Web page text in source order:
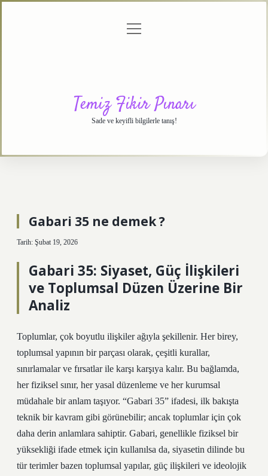
menüyü
Temiz Fikir Pınarı
Sade ve keyifli bilgilerle tanış!
Gabari 35 ne demek ?
Tarih: Şubat 19, 2026
Gabari 35: Siyaset, Güç İlişkileri
ve Toplumsal Düzen Üzerine Bir
Analiz
Toplumlar, çok boyutlu ilişkiler ağıyla şekillenir. Her birey,
toplumsal yapının bir parçası olarak, çeşitli kurallar,
sınırlamalar ve fırsatlar ile karşı karşıya kalır. Bu bağlamda,
her fiziksel sınır, her yasal düzenleme ve her kurumsal
müdahale bir anlam taşıyor. “Gabari 35” ifadesi, ilk bakışta
teknik bir kavram gibi görünebilir; ancak toplumlar için çok
daha derin anlamlara sahiptir. Gabari, genellikle fiziksel bir
yüksekliği ifade etmek için kullanılsa da, siyasetin dilinde bu
tür terimler bazen toplumsal yapılar, güç ilişkileri ve ideolojik